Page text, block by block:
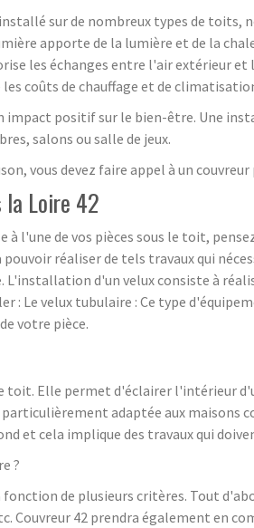
sur de nombreux types de
apporte de la lumière et de la
les échanges entre l'air extérieur
coûts de chauffage et de
positif sur le bien-être. Une
salons ou salle de jeux.
vous devez faire appel à un
la Loire 42
l'une de vos pièces sous le toit,
pouvoir réaliser de tels travaux qui
d'un velux consiste à
: Le velux tubulaire : Ce type
votre pièce.
toit. Elle permet d'éclairer l'intérieur
adaptée aux maisons
et cela implique des travaux qui
?
de plusieurs critères. Tout
Couvreur 42 prendra également en